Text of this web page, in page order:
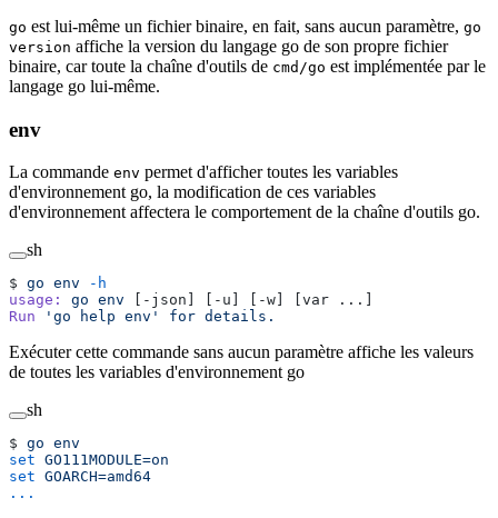
go est lui-même un fichier binaire, en fait, sans aucun paramètre, go
version affiche la version du langage go de son propre fichier
binaire, car toute la chaîne d'outils de cmd/go est implémentée par le
langage go lui-même.
env
La commande env permet d'afficher toutes les variables
d'environnement go, la modification de ces variables
d'environnement affectera le comportement de la chaîne d'outils go.
sh
$ go env -h
usage:
go env [-json] [-u] [-w] [var ...]
Run 'go help env' for details.
Exécuter cette commande sans aucun paramètre affiche les valeurs
de toutes les variables d'environnement go
sh
$ go env
set GO111MODULE=on
set GOARCH=amd64
...